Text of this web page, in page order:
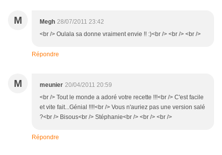
M Megh 28/07/2011 23:42
<br /> Oulala sa donne vraiment envie !! :)<br /> <br /> <br />
Répondre
M meunier 20/04/2011 20:59
<br /> Tout le monde a adoré votre recette !!!<br /> C'est facile
et vite fait...Génial !!!!<br /> Vous n'auriez pas une version salé
?<br /> Bisous<br /> Stéphanie<br /> <br /> <br />
Répondre